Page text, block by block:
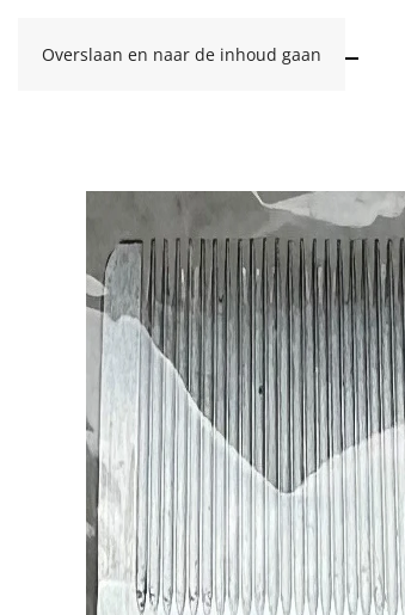
Overslaan en naar de inhoud gaan